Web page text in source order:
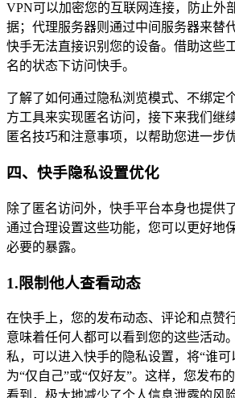
VPN可以加密您的互联网连接，防止外
据；代理服务器则通过中间服务器来替
快手无法直接识别您的设备。借助这些
名的状态下访问快手。
了解了如何通过隐私浏览模式、不绑定
方工具来实现匿名访问，接下来我们继
匿名技巧和注意事项，以帮助您进一步
四、快手隐私设置优化
除了匿名访问外，快手平台本身也提供
通过合理设置这些功能，您可以更好地
必要的暴露。
1.限制他人查看动态
在快手上，您的发布动态、评论和点赞
意味着任何人都可以看到您的这些活动
私，可以进入快手的隐私设置，将“谁可
为“仅自己”或“仅好友”。这样，您发布